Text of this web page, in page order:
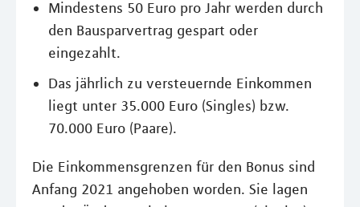
Mindestens 50 Euro pro Jahr werden durch
den Bausparvertrag gespart oder
eingezahlt.
Das jährlich zu versteuernde Einkommen
liegt unter 35.000 Euro (Singles) bzw.
70.000 Euro (Paare).
Die Einkommensgrenzen für den Bonus sind
Anfang 2021 angehoben worden. Sie lagen